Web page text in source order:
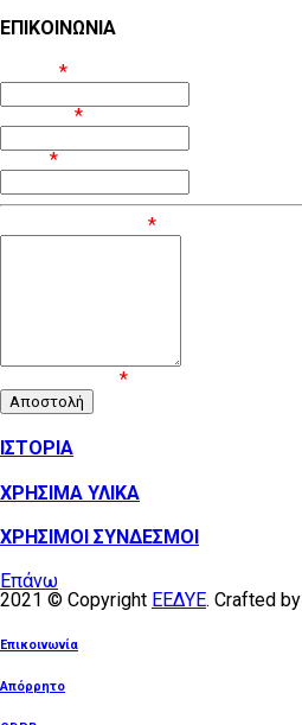
ΕΠΙΚΟΙΝΩΝΙΑ
*
*
*
*
*
ΙΣΤΟΡΙΑ
ΧΡΗΣΙΜΑ ΥΛΙΚΑ
ΧΡΗΣΙΜΟΙ ΣΥΝΔΕΣΜΟΙ
Επάνω
2021 © Copyright ΕΕΔΥΕ. Crafted by
Επικοινωνία
Απόρρητο